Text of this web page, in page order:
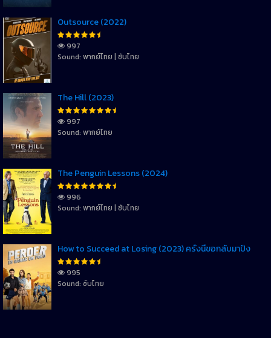
Outsource (2022)
997
Sound: พากย์ไทย | ซับไทย
The Hill (2023)
997
Sound: พากย์ไทย
The Penguin Lessons (2024)
996
Sound: พากย์ไทย | ซับไทย
How to Succeed at Losing (2023) ครั้งนี้ขอกลับมาปัง
995
Sound: ซับไทย